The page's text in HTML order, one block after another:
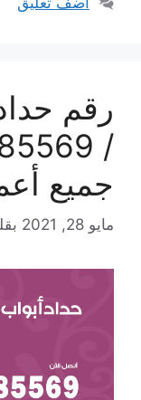
رقم
جميع
مايو 28, 2021